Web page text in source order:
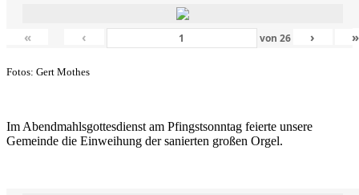
« ‹ von 26 › »
Fotos: Gert Mothes
Im Abendmahlsgottesdienst am Pfingstsonntag feierte unsere
Gemeinde die Einweihung der sanierten großen Orgel.